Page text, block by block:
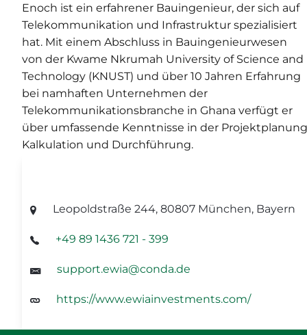
Enoch ist ein erfahrener Bauingenieur, der sich auf
Telekommunikation und Infrastruktur spezialisiert
hat. Mit einem Abschluss in Bauingenieurwesen
von der Kwame Nkrumah University of Science and
Technology (KNUST) und über 10 Jahren Erfahrung
bei namhaften Unternehmen der
Telekommunikationsbranche in Ghana verfügt er
über umfassende Kenntnisse in der
Kalkulation und Durchführung.
Leopoldstraße 244, 80807 München, Bayern
+49 89 1436 721 - 399
support.ewia@conda.de
https://www.ewiainvestments.com/